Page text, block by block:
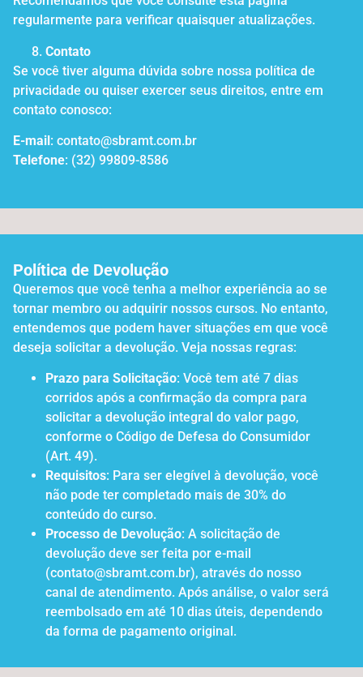
regularmente para verificar quaisquer atualizações.
Contato
Se você tiver alguma dúvida sobre nossa política de
privacidade ou quiser exercer seus direitos, entre em
contato conosco:
E-mail : contato@sbramt.com.br
Telefone: (32) 99809-8586
Política de Devolução
Queremos que você tenha a melhor experiência ao se
tornar membro ou adquirir nossos cursos. No entanto,
entendemos que podem haver situações em que você
deseja solicitar a devolução. Veja nossas regras:
Prazo para Solicitação: Você tem até 7 dias
corridos após a confirmação da compra para
solicitar a devolução integral do valor pago,
conforme o Código de Defesa do Consumidor
(Art. 49).
Requisitos: Para ser elegível à devolução, você
não pode ter completado mais de 30% do
conteúdo do curso.
Processo de Devolução: A solicitação de
devolução deve ser feita por e-mail
(contato@sbramt.com.br), através do nosso
canal de atendimento. Após análise, o valor será
reembolsado em até 10 dias úteis, dependendo
da forma de pagamento original.